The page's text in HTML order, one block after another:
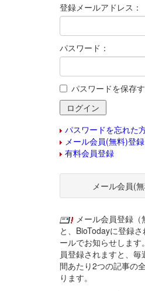
登録メールアドレス：
パスワード：
パスワードを保存
パスワードを忘れた
メール会員(無料)登録
有料会員登録
メール会員(
メール会員登録
と、BioTodayに登録
ールでお知らせします
員登録されますと、毎
間あたり2つの記事の
ります。